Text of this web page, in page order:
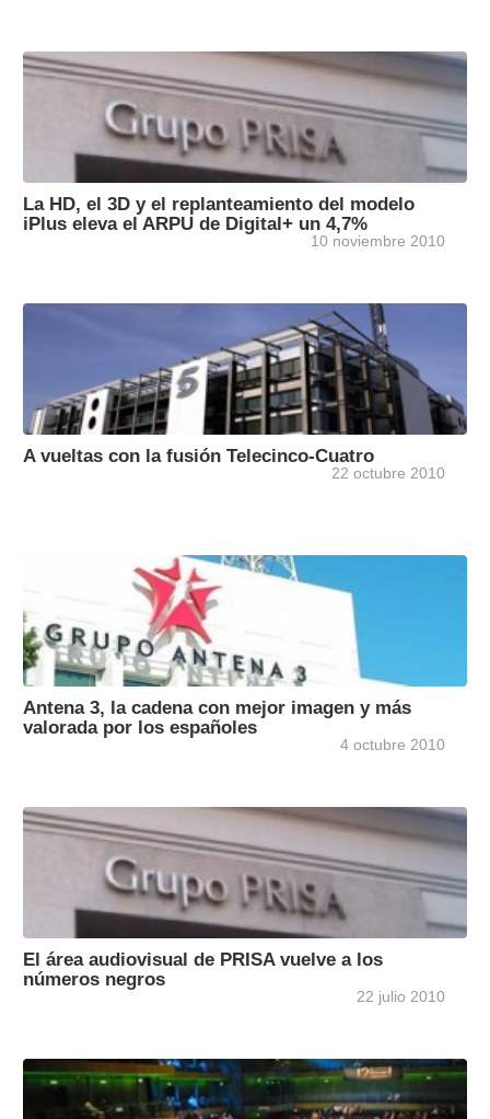
La HD, el 3D y el replanteamiento del modelo
iPlus eleva el ARPU de Digital+ un 4,7%
10 noviembre 2010
A vueltas con la fusión Telecinco-Cuatro
22 octubre 2010
Antena 3, la cadena con mejor imagen y más
valorada por los españoles
4 octubre 2010
El área audiovisual de PRISA vuelve a los
números negros
22 julio 2010